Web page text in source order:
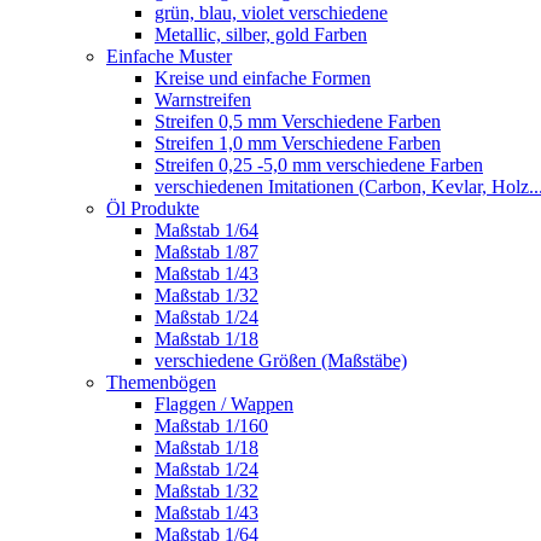
grün, blau, violet verschiedene
Metallic, silber, gold Farben
Einfache Muster
Kreise und einfache Formen
Warnstreifen
Streifen 0,5 mm Verschiedene Farben
Streifen 1,0 mm Verschiedene Farben
Streifen 0,25 -5,0 mm verschiedene Farben
verschiedenen Imitationen (Carbon, Kevlar,
Öl Produkte
Maßstab 1/64
Maßstab 1/87
Maßstab 1/43
Maßstab 1/32
Maßstab 1/24
Maßstab 1/18
verschiedene Größen (Maßstäbe)
Themenbögen
Flaggen / Wappen
Maßstab 1/160
Maßstab 1/18
Maßstab 1/24
Maßstab 1/32
Maßstab 1/43
Maßstab 1/64